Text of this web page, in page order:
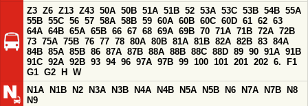
Z3 Z6 Z13 Z43 50A 50B 51A 51B 52 53A 53C 53B 54B 55A
55B 55C 56 57 58A 58B 59 60A 60B 60C 60D 61 62 63
64A 64B 65A 65B 66 67 68 69A 69B 70 71A 71B 72A 72B
73 75A 75B 76 77 78 80A 80B 81A 81B 82A 82B 83 84A
84B 85A 85B 86 87A 87B 88A 88B 88C 88D 89 90 91A 91B
91C 92A 92B 93 94 96 97A 97B 99 100 101 201 202 6.
F1
G1 G2 H
W
N1A
N1B N2 N3A N3B N4A N4B N5A N5B N6 N7A N7B
N8
N9